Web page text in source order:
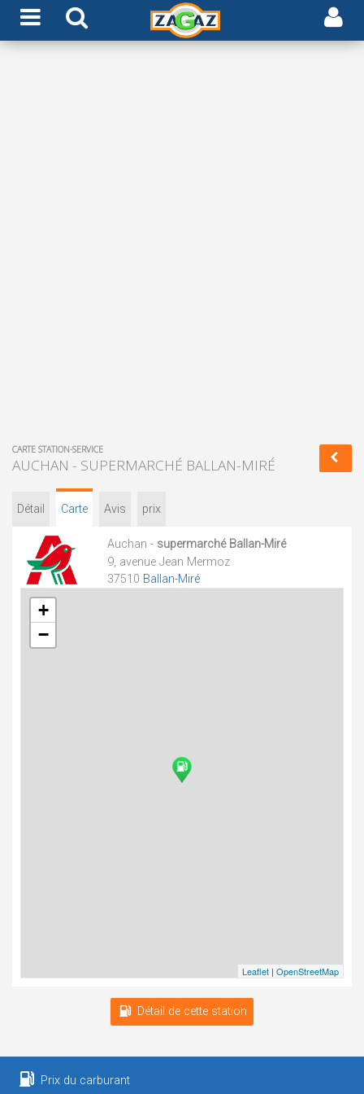
CARTE STATION-SERVICE
AUCHAN - SUPERMARCHÉ BALLAN-MIRÉ
Détail Carte Avis prix
Auchan - supermarché Ballan-Miré
9, avenue Jean Mermoz
37510 Ballan-Miré
+
−
Leaflet | OpenStreetMap
Détail de cette station
Prix du carburant